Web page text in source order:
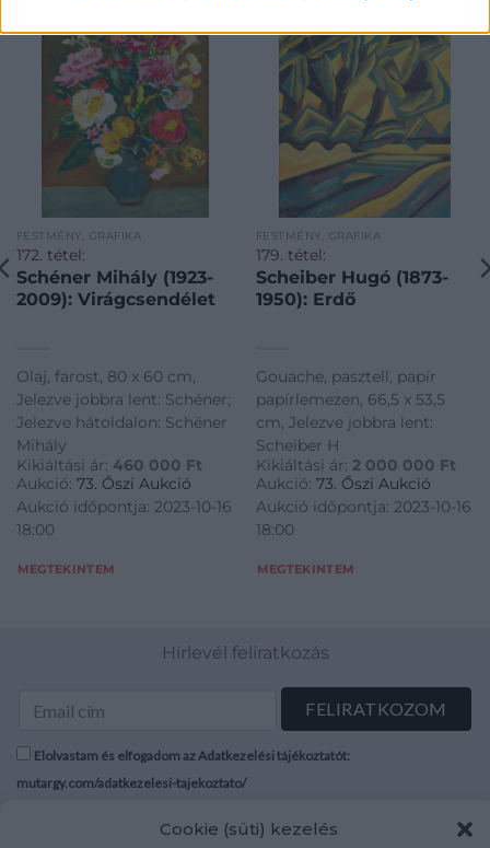
Cookie (süti) kezelés
FESTMÉNY, GRAFIKA
172. tétel:
Schéner Mihály (1923-
2009): Virágcsendélet
Olaj, farost, 80 x 60 cm,
Jelezve jobbra lent: Schéner;
Jelezve hátoldalon: Schéner
Mihály
Kikiáltási ár: 460 000 Ft
Aukció: 73. Őszi Aukció
Aukció időpontja: 2023-10-16
18:00
MEGTEKINTEM
FESTMÉNY, GRAFIKA
179. tétel:
Scheiber Hugó (1873-
1950): Erdő
Gouache, pasztell, papír
papírlemezen, 66,5 x 53,5
cm, Jelezve jobbra lent:
Scheiber H
Kikiáltási ár: 2 000 000 Ft
Aukció: 73. Őszi Aukció
Aukció időpontja: 2023-10-16
18:00
MEGTEKINTEM
Hírlevél feliratkozás
Elolvastam és elfogadom az Adatkezelési tájékoztatót:
mutargy.com/adatkezelesi-tajekoztato/
Áraink